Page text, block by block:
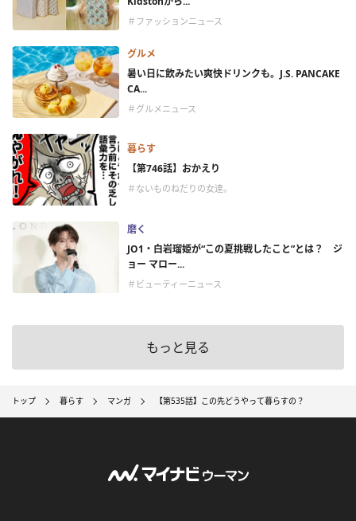
＃ファッションニュース
グルメ
暑い日に飲みたい爽快ドリンクも。J.S. PANCAKE
CA...
＃グルメニュース
暮らす
【第746話】おかえり
＃ないものねだりの女達。
磨く
JO1・白岩瑠姫が“この夏挑戦したこと”とは？ ジ
ョー マロー...
＃ビューティーニュース
もっと見る
トップ 暮らす マンガ 【第535話】この先どうやって暮らすの？